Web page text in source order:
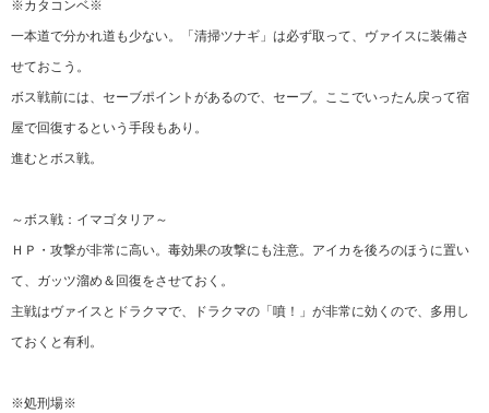
※カタコンベ※
一本道で分かれ道も少ない。「清掃ツナギ」は必ず取って、ヴァイスに装備さ
せておこう。
ボス戦前には、セーブポイントがあるので、セーブ。ここでいったん戻って宿
屋で回復するという手段もあり。
進むとボス戦。
～ボス戦：イマゴタリア～
ＨＰ・攻撃が非常に高い。毒効果の攻撃にも注意。アイカを後ろのほうに置い
て、ガッツ溜め＆回復をさせておく。
主戦はヴァイスとドラクマで、ドラクマの「噴！」が非常に効くので、多用し
ておくと有利。
※処刑場※